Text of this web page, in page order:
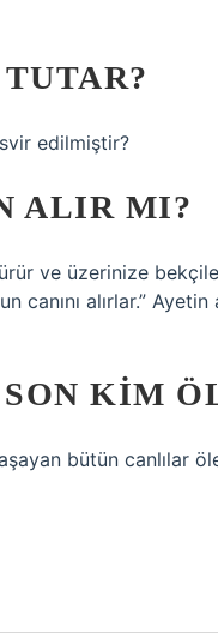
edilmiştir?
ALIR MI?
ve üzerinize
alırlar.” Ayetin
KIM
bütün canlılar